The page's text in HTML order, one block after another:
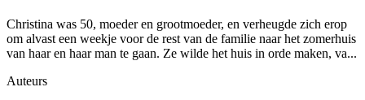
Christina was 50, moeder en grootmoeder, en verheugde zich erop
om alvast een weekje voor de rest van de familie naar het zomerhuis
van haar en haar man te gaan. Ze wilde het huis in orde maken, va...
Auteurs